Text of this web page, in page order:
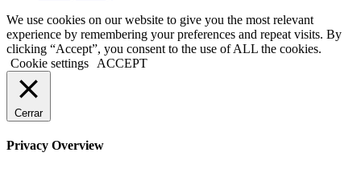
We use cookies on our website to give you the most relevant
experience by remembering your preferences and repeat visits. By
clicking “Accept”, you consent to the use of ALL the cookies.
Cookie settings
ACCEPT
Cerrar
Privacy Overview